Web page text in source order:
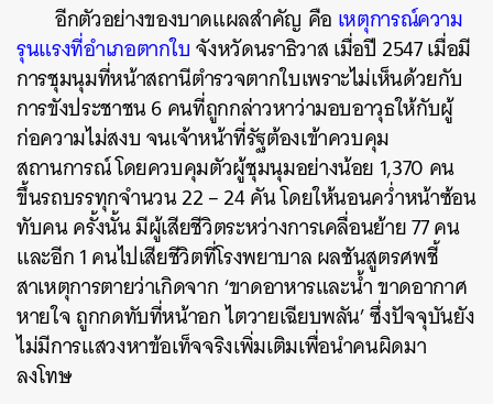
อีกตัวอย่างของบาดแผลสำคัญ คือ เหตุการณ์ความ
รุนแรงที่อำเภอตากใบจังหวัดนราธิวาส เมื่อปี 2547 เมื่อมี
การชุมนุมที่หน้าสถานีตำรวจตากใบเพราะไม่เห็นด้วยกับ
การขังประชาชน 6 คนที่ถูกกล่าวหาว่ามอบอาวุธให้กับผู้
ก่อความไม่สงบ จนเจ้าหน้าที่รัฐต้องเข้าควบคุม
สถานการณ์ โดยควบคุมตัวผู้ชุมนุมอย่างน้อย 1,370 คน
ขึ้นรถบรรทุกจำนวน 22 – 24 คัน โดยให้นอนคว่ำหน้าซ้อน
ทับคน ครั้งนั้น มีผู้เสียชีวิตระหว่างการเคลื่อนย้าย 77 คน
และอีก 1 คนไปเสียชีวิตที่โรงพยาบาล ผลชันสูตรศพชี้
สาเหตุการตายว่าเกิดจาก ‘ขาดอาหารและน้ำ ขาดอากาศ
หายใจ ถูกกดทับที่หน้าอก ไตวายเฉียบพลัน’ ซึ่งปัจจุบันยัง
ไม่มีการแสวงหาข้อเท็จจริงเพิ่มเติมเพื่อนำคนผิดมา
ลงโทษ